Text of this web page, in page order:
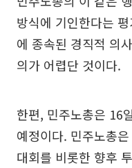
방식에 기인한다는
에 종속된 경직적 의
의가 어렵단 것이다.
한편, 민주노총은 16
예정이다. 민주노총
대회를 비롯한 향후